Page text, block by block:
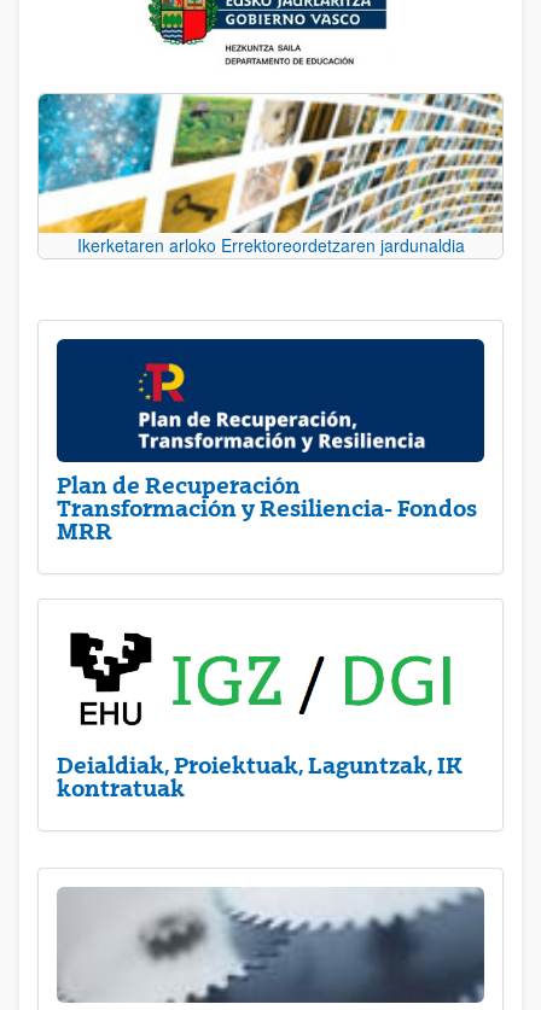
Ikerketaren arloko Errektoreordetzaren jardunaldia
Plan de Recuperación
Transformación y Resiliencia- Fondos
MRR
Deialdiak, Proiektuak, Laguntzak, IK
kontratuak